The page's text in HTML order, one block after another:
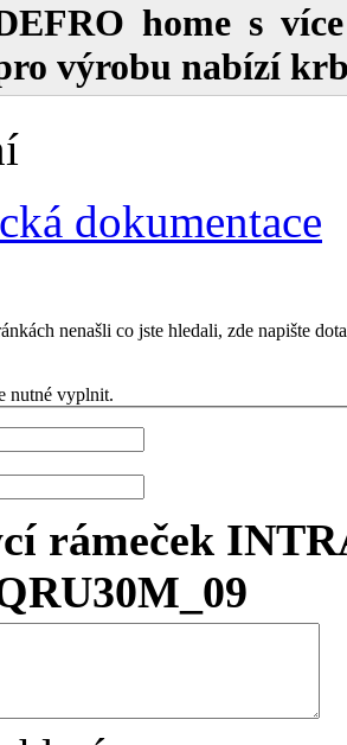
home s
výrobu nabízí
dokumentace
nenašli co jste hledali, zde napište
nutné vyplnit.
rámeček